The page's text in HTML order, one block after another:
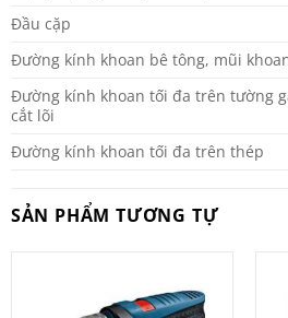
Đầu cặp
Đường kính khoan bê tông, mũi
Đường kính khoan tối đa trên tường
cắt lõi
Đường kính khoan tối đa trên thép
SẢN PHẨM TƯƠNG TỰ